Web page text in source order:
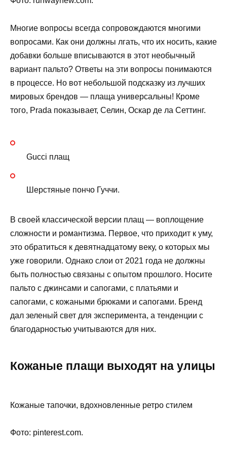
Многие вопросы всегда сопровождаются многими
вопросами. Как они должны лгать, что их носить, какие
добавки больше вписываются в этот необычный
вариант пальто? Ответы на эти вопросы понимаются
в процессе. Но вот небольшой подсказку из лучших
мировых брендов — плаща универсальны! Кроме
того, Prada показывает, Селин, Оскар де ла Сеттинг.
Gucci плащ
Шерстяные пончо Гуччи.
В своей классической версии плащ — воплощение
сложности и романтизма. Первое, что приходит к уму,
это обратиться к девятнадцатому веку, о которых мы
уже говорили. Однако слои от 2021 года не должны
быть полностью связаны с опытом прошлого. Носите
пальто с джинсами и сапогами, с платьями и
сапогами, с кожаными брюками и сапогами. Бренд
дал зеленый свет для эксперимента, а тенденции с
благодарностью учитываются для них.
Кожаные плащи выходят на улицы
Кожаные тапочки, вдохновленные ретро стилем
Фото: pinterest.com.